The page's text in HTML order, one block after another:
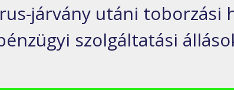
járvány utáni toborzási
szolgáltatási